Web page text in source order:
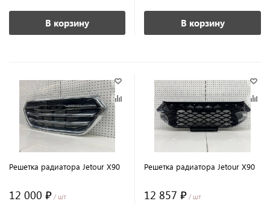
В корзину В корзину
Решетка радиатора Jetour X90
12 000 ₽ / шт
Решетка радиатора Jetour X90
12 857 ₽ / шт